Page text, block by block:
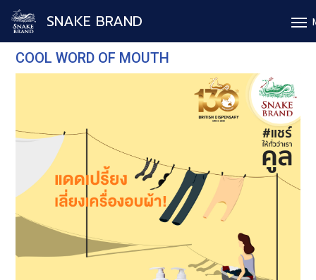
SNAKE BRAND
COOL WORD OF MOUTH